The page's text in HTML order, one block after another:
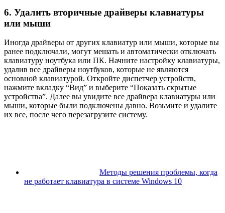
6. Удалить вторичные драйверы клавиатуры
или мыши
Иногда драйверы от других клавиатур или мыши, которые вы
ранее подключали, могут мешать и автоматически отключать
клавиатуру ноутбука или ПК. Начните настройку клавиатуры,
удалив все драйверы ноутбуков, которые не являются
основной клавиатурой. Откройте диспетчер устройств,
нажмите вкладку “Вид” и выберите “Показать скрытые
устройства”. Далее вы увидите все драйвера клавиатуры или
мыши, которые были подключены давно. Возьмите и удалите
их все, после чего перезагрузите систему.
Методы решения проблемы, когда
не работает клавиатура в системе Windows 10